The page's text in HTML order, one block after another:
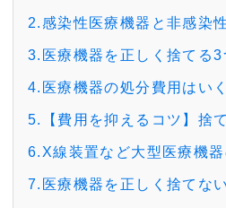
2.感染性医療機器と非感染
3.医療機器を正しく捨てる3
4.医療機器の処分費用はい
5.【費用を抑えるコツ】捨
6.X線装置など大型医療機
7.医療機器を正しく捨てな